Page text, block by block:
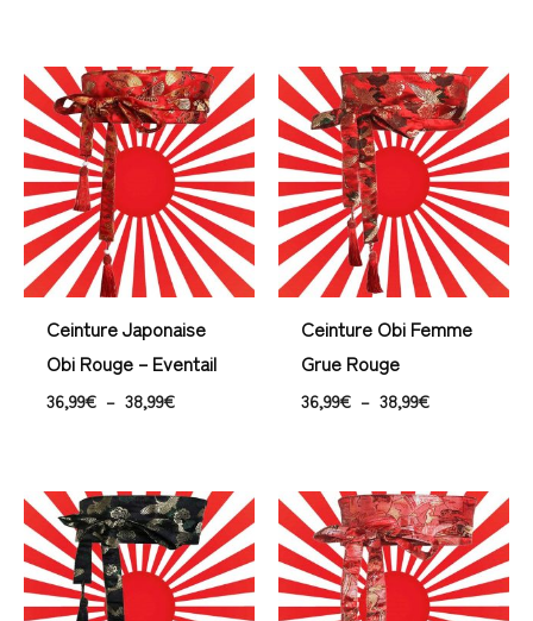
Ceinture Japonaise
Obi Rouge – Eventail
36,99€ – 38,99€
Plage
de
prix :
36,99€
à
38,99€
Ceinture Obi Femme
Grue Rouge
36,99€ – 38,99€
Plage
de
prix :
36,99€
à
38,99€
Plage
de
prix :
36,99€
à
38,99€
Plage
de
prix :
36,99€
à
38,99€